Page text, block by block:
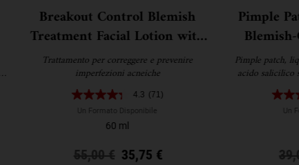
Breakout Control Blemish
Treatment Facial Lotion with
Niacinamide
Trattamento per correggere e prevenire
imperfezioni acneiche
4.3 (71)
Un Formato Disponibile
60 ml
Old price
55,00 € New price
35,75 €
Pimple
Pimple patch,
acido salicilico
ridurre
Un